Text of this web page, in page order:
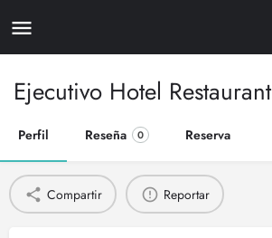
Ejecutivo Hotel Restaurant
Perfil Reseña 0 Reserva
Compartir Reportar